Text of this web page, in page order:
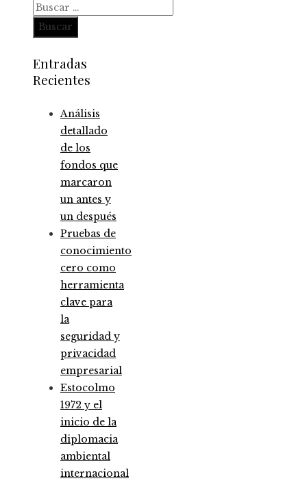
Buscar:
Entradas
Recientes
Análisis
detallado
de los
fondos que
marcaron
un antes y
un después
Pruebas de
conocimiento
cero como
herramienta
clave para
la
seguridad y
privacidad
empresarial
Estocolmo
1972 y el
inicio de la
diplomacia
ambiental
internacional